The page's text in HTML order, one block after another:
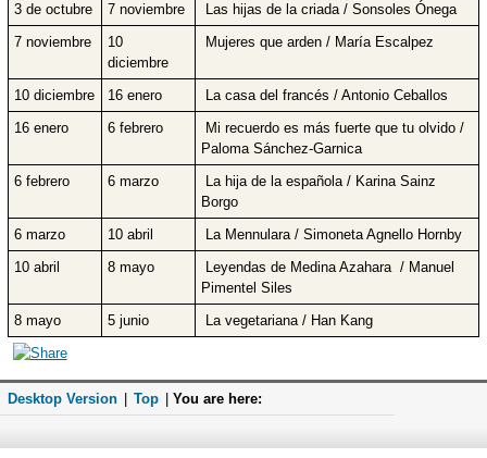
3 de octubre 7 noviembre
Las hijas de la criada / Sonsoles Ónega
7 noviembre
10
diciembre
Mujeres que arden / María Escalpez
10 diciembre 16 enero
La casa del francés / Antonio Ceballos
16 enero
6 febrero
Mi recuerdo es más fuerte que tu olvido /
Paloma Sánchez-Garnica
6 febrero
6 marzo
La hija de la española / Karina Sainz
Borgo
6 marzo
10 abril
La Mennulara / Simoneta Agnello Hornby
10 abril
8 mayo
Leyendas de Medina Azahara / Manuel
Pimentel Siles
8 mayo
5 junio La vegetariana / Han Kang
Desktop Version Top You are here: